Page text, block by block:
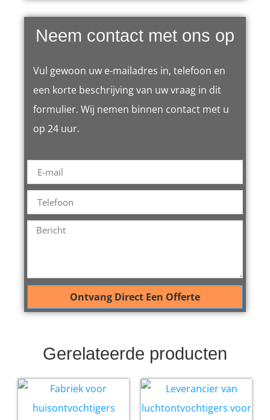
Neem contact met ons op
Vul gewoon uw e-mailadres in, telefoon en
een korte beschrijving van uw vraag in dit
formulier. Wij nemen binnen contact met u
op 24 uur.
Ontvang Direct Een Offerte
Gerelateerde producten